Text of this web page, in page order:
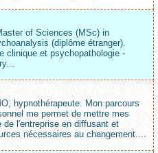
of Sciences (MSc) in
(diplôme étranger).
clinique et psychopathologie -
hypnothérapeute. Mon parcours
me permet de mettre mes
l'entreprise en diffusant et
nécessaires au changement....